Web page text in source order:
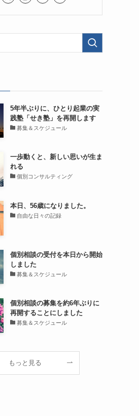
5年半ぶりに、ひとり起業の実
践塾「せき塾」を再開します
募集＆スケジュール
一歩動くと、新しい思いが生ま
れる
個別コンサルティング
本日、56歳になりました。
自由な日々の記録
個別相談の受付を本日から開始
しました
募集＆スケジュール
個別相談の募集を約6年ぶりに
再開することにしました
募集＆スケジュール
もっと見る